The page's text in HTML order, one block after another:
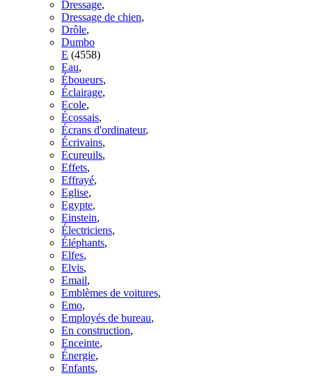
Dressage,
Dressage de chien,
Drôle,
Dumbo
E (4558)
Eau,
Éboueurs,
Éclairage,
Ecole,
Écossais,
Écrans d'ordinateur,
Écrivains,
Ecureuils,
Effets,
Effrayé,
Eglise,
Egypte,
Einstein,
Électriciens,
Éléphants,
Elfes,
Elvis,
Email,
Emblèmes de voitures,
Emo,
Employés de bureau,
En construction,
Enceinte,
Énergie,
Enfants,